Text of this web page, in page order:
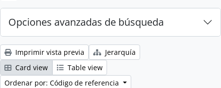
Opciones avanzadas de búsqueda
Imprimir vista previa
Jerarquía
Card view
Table view
Ordenar por: Código de referencia